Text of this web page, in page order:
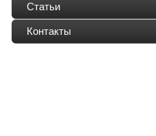
Статьи
Контакты